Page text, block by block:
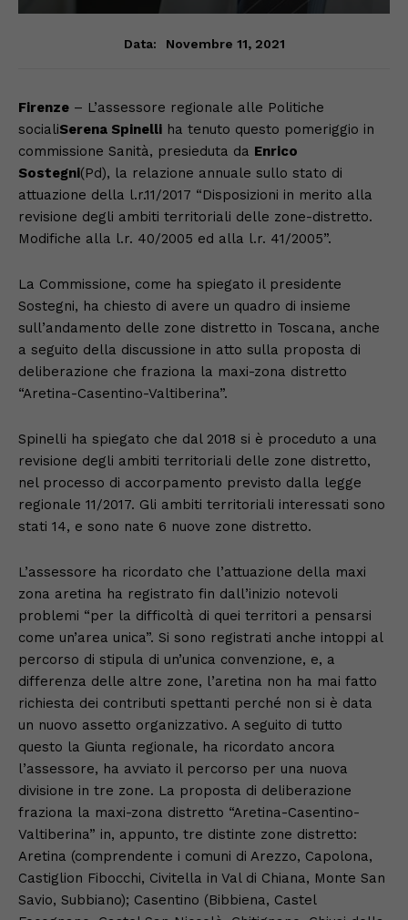
Data: Novembre 11, 2021
Firenze – L’assessore regionale alle Politiche
socialiSerena Spinelli ha tenuto questo pomeriggio in
commissione Sanità, presieduta da Enrico
Sostegni(Pd), la relazione annuale sullo stato di
attuazione della l.r.11/2017 “Disposizioni in merito alla
revisione degli ambiti territoriali delle zone-distretto.
Modifiche alla l.r. 40/2005 ed alla l.r. 41/2005”.
La Commissione, come ha spiegato il presidente
Sostegni, ha chiesto di avere un quadro di insieme
sull’andamento delle zone distretto in Toscana, anche
a seguito della discussione in atto sulla proposta di
deliberazione che fraziona la maxi-zona distretto
“Aretina-Casentino-Valtiberina”.
Spinelli ha spiegato che dal 2018 si è proceduto a una
revisione degli ambiti territoriali delle zone distretto,
nel processo di accorpamento previsto dalla legge
regionale 11/2017. Gli ambiti territoriali interessati sono
stati 14, e sono nate 6 nuove zone distretto.
L’assessore ha ricordato che l’attuazione della maxi
zona aretina ha registrato fin dall’inizio notevoli
problemi “per la difficoltà di quei territori a pensarsi
come un’area unica”. Si sono registrati anche intoppi al
percorso di stipula di un’unica convenzione, e, a
differenza delle altre zone, l’aretina non ha mai fatto
richiesta dei contributi spettanti perché non si è data
un nuovo assetto organizzativo. A seguito di tutto
questo la Giunta regionale, ha ricordato ancora
l’assessore, ha avviato il percorso per una nuova
divisione in tre zone. La proposta di deliberazione
fraziona la maxi-zona distretto “Aretina-Casentino-
Valtiberina” in, appunto, tre distinte zone distretto:
Aretina (comprendente i comuni di Arezzo, Capolona,
Castiglion Fibocchi, Civitella in Val di Chiana, Monte San
Savio, Subbiano); Casentino (Bibbiena, Castel